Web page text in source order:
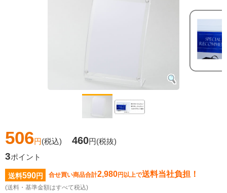
506円(税込) 460円(税抜)
3ポイント
送料590円 合せ買い商品合計2,980円以上で送料当社負担！
(送料・基準金額はすべて税込)